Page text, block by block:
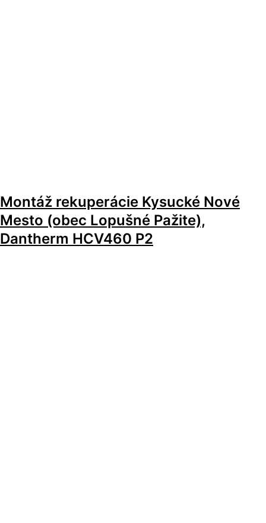
Montáž rekuperácie Kysucké Nové
Mesto (obec Lopušné Pažite),
Dantherm HCV460 P2